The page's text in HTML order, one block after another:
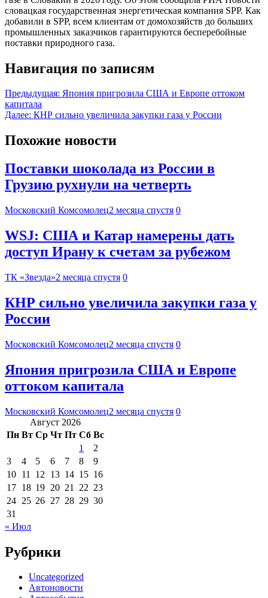
словацкая государственная энергетическая компания SPP. Как
добавили в SPP, всем клиентам от домохозяйств до больших
промышленных заказчиков гарантируются бесперебойные
поставки природного газа.
Навигация по записям
Предыдущая: Япония пригрозила США и Европе оттоком
капитала
Далее: КНР сильно увеличила закупки газа у России
Похожие новости
Поставки шоколада из России в
Грузию рухнули на четверть
Московский Комсомолец2 месяца спустя 0
WSJ: США и Катар намерены дать
доступ Ирану к счетам за рубежом
ТК «Звезда»2 месяца спустя 0
КНР сильно увеличила закупки газа у
России
Московский Комсомолец2 месяца спустя 0
Япония пригрозила США и Европе
оттоком капитала
Московский Комсомолец2 месяца спустя 0
Август 2026
Пн Вт Ср Чт Пт Сб Вс
1
2
3
4 5 6 7 8
9
10 11 12 13 14 15 16
17 18 19 20 21 22 23
24 25 26 27 28 29 30
31
« Июл
Рубрики
Uncategorized
Автоновости